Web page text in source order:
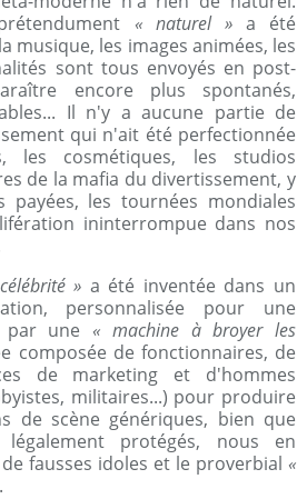
« naturel »a été
musique, les images animées, les
sont tous envoyés en post-
encore plus spontanés,
Il n'y a aucune partie de
qui n'ait été perfectionnée
les cosmétiques, les studios
de la mafia du divertissement, y
payées, les tournées mondiales
ininterrompue dans nos
» a été inventée dans un
personnalisée pour une
par une « machine à broyer les
composée de fonctionnaires, de
de marketing et d'hommes
militaires...) pour produire
de scène génériques, bien que
légalement protégés, nous en
fausses idoles et le proverbial «
.